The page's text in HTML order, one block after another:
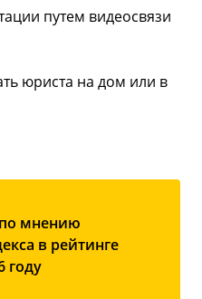
путем видеосвязи
юриста на дом или в
мнению
в рейтинге
году